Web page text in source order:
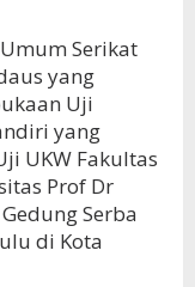
Serikat
yang
Uji
yang
UKW Fakultas
Prof Dr
Serba
di Kota